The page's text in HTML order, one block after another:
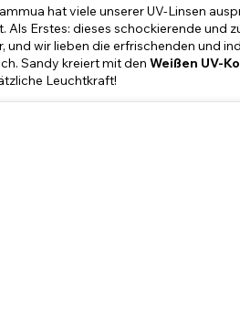
hat viele unserer UV-Linsen
Als Erstes: dieses schockierende und
und wir lieben die erfrischenden und
Sandy kreiert mit den Weißen UV-
Leuchtkraft!